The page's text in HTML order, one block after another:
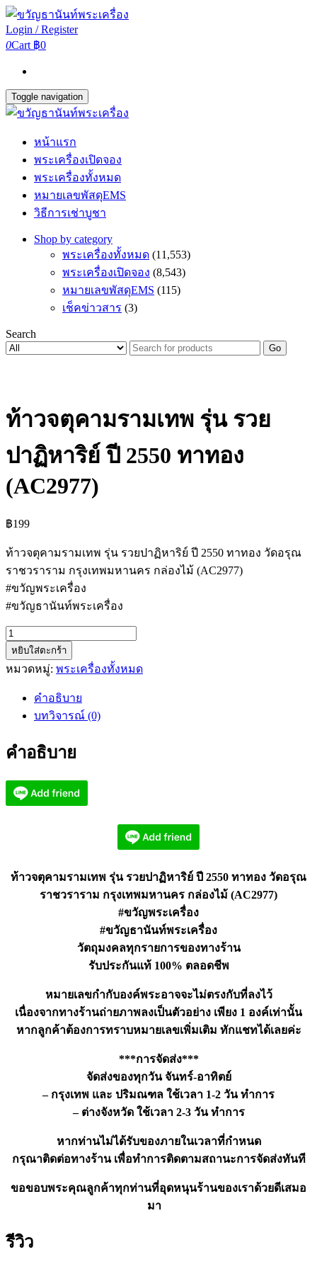
Login / Register
0Cart ฿0
Toggle navigation
หน้าแรก
พระเครื่องเปิดจอง
พระเครื่องทั้งหมด
หมายเลขพัสดุEMS
วิธีการเช่าบูชา
Shop by category
พระเครื่องทั้งหมด (11,553)
พระเครื่องเปิดจอง (8,543)
หมายเลขพัสดุEMS (115)
เช็คข่าวสาร (3)
Search
Go
ท้าวจตุคามรามเทพ รุ่น รวย
ปาฏิหาริย์ ปี 2550 ทาทอง
(AC2977)
฿199
ท้าวจตุคามรามเทพ รุ่น รวยปาฏิหาริย์ ปี 2550 ทาทอง วัดอรุณ
ราชวราราม กรุงเทพมหานคร กล่องไม้ (AC2977)
#ขวัญพระเครื่อง
#ขวัญธานันท์พระเครื่อง
จำนวน
ท้าว
จตุ
รวย
2550
ชิ้น
หยิบใส่ตะกร้า
หมวดหมู่: พระเครื่องทั้งหมด
คำอธิบาย
บทวิจารณ์ (0)
คำอธิบาย
ท้าวจตุคามรามเทพ รุ่น รวยปาฏิหาริย์ ปี 2550 ทาทอง วัดอรุณ
ราชวราราม กรุงเทพมหานคร กล่องไม้ (AC2977)
#ขวัญพระเครื่อง
#ขวัญธานันท์พระเครื่อง
วัตถุมงคลทุกรายการของทางร้าน
รับประกันแท้ 100% ตลอดชีพ
หมายเลขกำกับองค์พระอาจจะไม่ตรงกับที่ลงไว้
เนื่องจากทางร้านถ่ายภาพลงเป็นตัวอย่าง เพียง 1 องค์เท่านั้น
หากลูกค้าต้องการทราบหมายเลขเพิ่มเติม ทักแชทได้เลยค่ะ
***การจัดส่ง***
จัดส่งของทุกวัน จันทร์-อาทิตย์
– กรุงเทพ และ ปริมณฑล ใช้เวลา 1-2 วัน ทำการ
– ต่างจังหวัด ใช้เวลา 2-3 วัน ทำการ
หากท่านไม่ได้รับของภายในเวลาที่กำหนด
กรุณาติดต่อทางร้าน เพื่อทำการติดตามสถานะการจัดส่งทันที
ขอขอบพระคุณลูกค้าทุกท่านที่อุดหนุนร้านของเราด้วยดีเสมอ
มา
รีวิว